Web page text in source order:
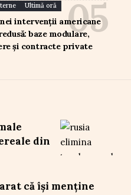
Ultimă oră
intervenții americane
baze modulare,
și contracte private
din
că își menține